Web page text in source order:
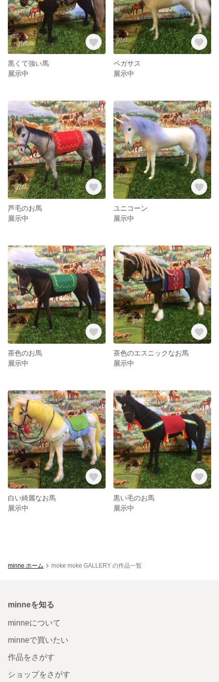
黒くて強い馬
展示中
ペガサス
展示中
芦毛のお馬
展示中
ユニコーン
展示中
茶色のお馬
展示中
茶色のエスニックなお馬
展示中
白い綺麗なお馬
展示中
黒い毛のお馬
展示中
minne ホーム moke moke GALLERY の作品一覧
minneを知る
minneについて
minneで買いたい
作品をさがす
ショップをさがす